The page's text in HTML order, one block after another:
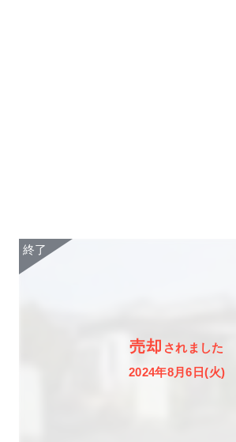
売却 されました
2024年8月6日(火)